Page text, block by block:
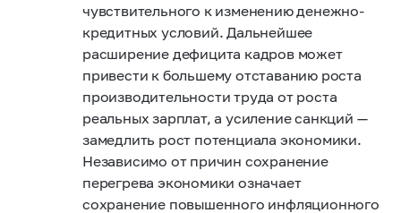
чувствительного к изменению денежно-
кредитных условий. Дальнейшее
расширение дефицита кадров может
привести к большему отставанию роста
производительности труда от роста
реальных зарплат, а усиление санкций —
замедлить рост потенциала экономики.
Независимо от причин сохранение
перегрева экономики означает
сохранение повышенного инфляционного